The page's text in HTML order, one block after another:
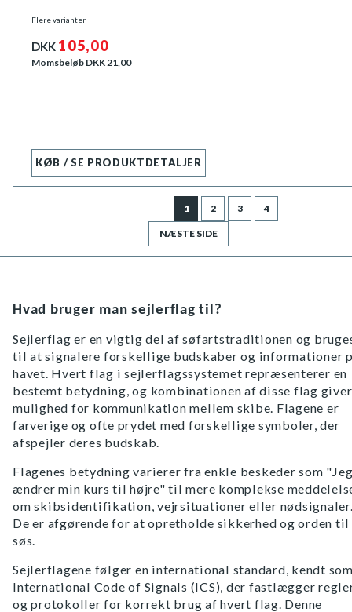
Flere varianter
DKK 105,00
Momsbeløb DKK21,00
KØB / SE PRODUKTDETALJER
1 2 3 4
NÆSTE SIDE
Hvad bruger man sejlerflag til?
Sejlerflag er en vigtig del af søfartstraditionen og
til at signalere forskellige budskaber og informationer
havet. Hvert flag i sejlerflagssystemet repræsenterer en
bestemt betydning, og kombinationen af disse flag giver
mulighed for kommunikation mellem skibe. Flagene er
farverige og ofte prydet med forskellige symboler, der
afspejler deres budskab.
Flagenes betydning varierer fra enkle beskeder som
ændrer min kurs til højre" til mere komplekse
om skibsidentifikation, vejrsituationer eller
De er afgørende for at opretholde sikkerhed og orden til
søs.
Sejlerflagene følger en international standard, kendt
International Code of Signals (ICS), der fastlægger
og protokoller for korrekt brug af hvert flag. Denne